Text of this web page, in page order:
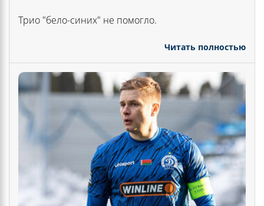
Трио "бело-синих" не помогло.
Читать полностью